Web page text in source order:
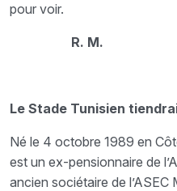
pour voir.
R. M.
Le Stade Tunisien
Né le 4 octobre 1989 en
est un ex-pensionnaire de
ancien sociétaire de l’ASEC